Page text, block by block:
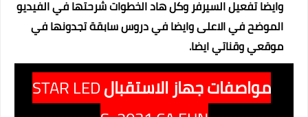
وايضا تفعيل السيرفر وكل هاد الخطوات شرحتها في الفيديو
الموضح في الاعلى وايضا في دروس سابقة تجدونها في
موقعي وقناتي ايضا.
مواصفات جهاز الاستقبالSTAR LED